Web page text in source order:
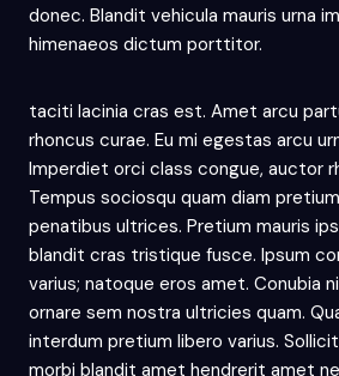
donec. Blandit vehicula mauris urna
himenaeos dictum porttitor.
taciti lacinia cras est. Amet arcu
rhoncus curae. Eu mi egestas arcu
Imperdiet orci class congue, auctor
Tempus sociosqu quam diam
penatibus ultrices. Pretium mauris
blandit cras tristique fusce. Ipsum
varius; natoque eros amet. Conubia
ornare sem nostra ultricies quam.
interdum pretium libero varius.
morbi blandit amet hendrerit amet